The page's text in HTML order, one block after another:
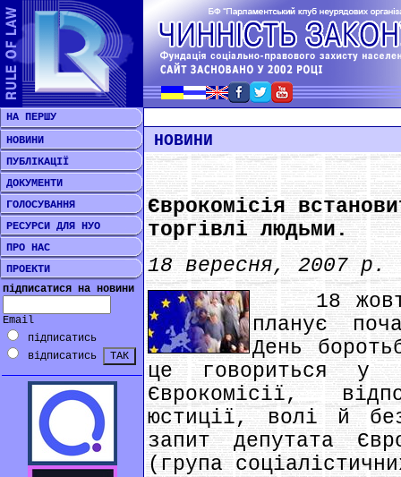
НА ПЕРШУ
НОВИНИ
ПУБЛІКАЦІЇ
ДОКУМЕНТИ
ГОЛОСУВАННЯ
РЕСУРСИ ДЛЯ НУО
ПРО НАС
ПРОЕКТИ
підписатися на новини
Email
підписатись
відписатись
НОВИНИ
Єврокомісія
торгівлі людьми.
18 вересня, 2007 р.
18 жовтня
планує
День
це говориться у
Єврокомісії,
юстиції, волі й
запит депутата
(група